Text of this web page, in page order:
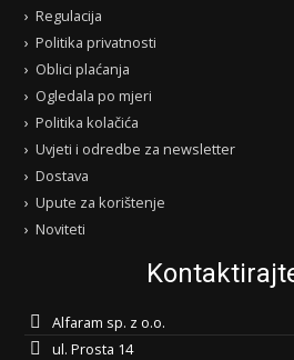
Regulacija
Politika privatnosti
Oblici plaćanja
Ogledala po mjeri
Politika kolačića
Uvjeti i odredbe za newsletter
Dostava
Upute za korištenje
Noviteti
Alfaram sp. z o.o.
ul. Prosta 14